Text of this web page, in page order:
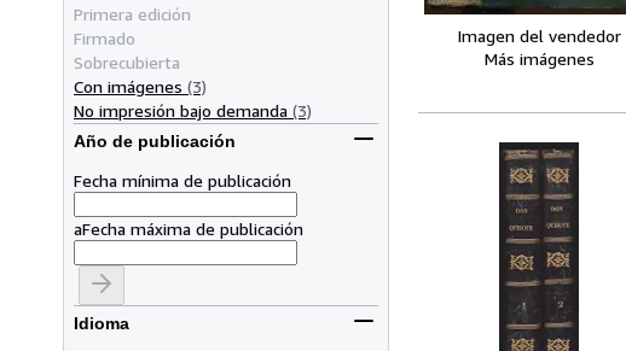
Primera edición
Firmado
Sobrecubierta
Con imágenes (3)
No impresión bajo demanda (3)
Año de publicación
Fecha mínima de publicación
aFecha máxima de publicación
Idioma
Imagen del vendedor
Más imágenes